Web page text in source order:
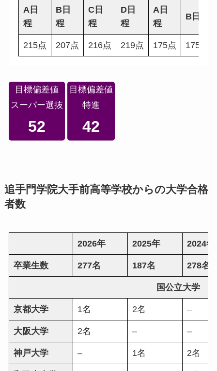
A日
程
B日
程
C日
程
D日
程
A日
程
B日程
215点 207点 216点 219点 175点 175点
目標偏差値
スーパー選抜
52
目標偏差値
特進
42
追手門学院大手前高等学校からの大学合格
者数
2026年 2025年 2024年
卒業生数 277名 187名 278名
国公立大学
京都大学 1名 2名 –
大阪大学 2名 – –
神戸大学 – 1名 2名